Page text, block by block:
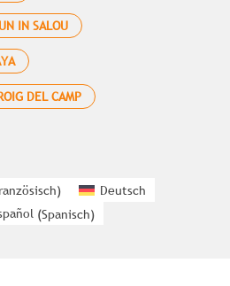
IN SALOU
DEL CAMP
)
Deutsch
(Spanisch)